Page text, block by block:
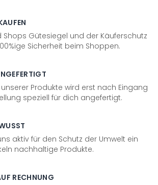
Shops Gütesiegel und der Käuferschutz
Sicherheit beim Shoppen.
unserer Produkte wird erst nach Eingang
speziell für dich angefertigt.
aktiv für den Schutz der Umwelt ein
nachhaltige Produkte.
RECHNUNG